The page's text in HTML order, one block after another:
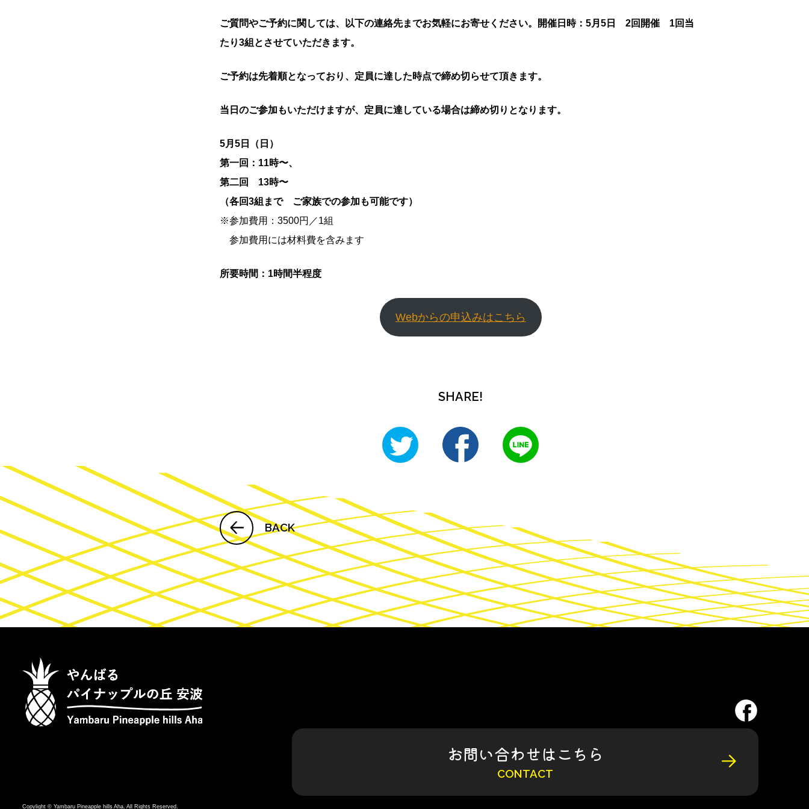
ご質問やご予約に関しては、以下の連絡先までお気軽にお寄せください。開催日時：5月5日 2回開催 1回当
たり3組とさせていただきます。
ご予約は先着順となっており、定員に達した時点で締め切らせて頂きます。
当日のご参加もいただけますが、定員に達している場合は締め切りとなります。
5月5日（日）
第一回：11時〜、
第二回 13時〜
（各回3組まで ご家族での参加も可能です）
※参加費用：3500円／1組
参加費用には材料費を含みます
所要時間：1時間半程度
Webからの申込みはこちら
SHARE!
BACK
お問い合わせはこちら
CONTACT
Copylight © Yambaru Pineapple hills Aha. All Rights Reserved.